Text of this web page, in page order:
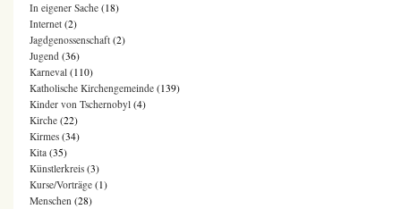
In eigener Sache (18)
Internet (2)
Jagdgenossenschaft (2)
Jugend (36)
Karneval (110)
Katholische Kirchengemeinde (139)
Kinder von Tschernobyl (4)
Kirche (22)
Kirmes (34)
Kita (35)
Künstlerkreis (3)
Kurse/Vorträge (1)
Menschen (28)